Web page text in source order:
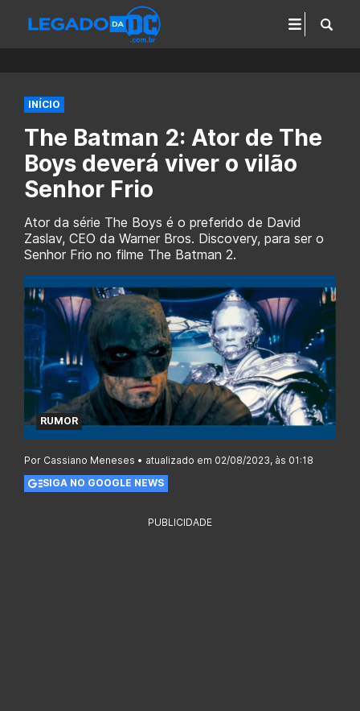
INÍCIO
The Batman 2: Ator de The
Boys deverá viver o vilão
Senhor Frio
Ator da série The Boys é o preferido de David
Zaslav, CEO da Warner Bros. Discovery, para ser o
Senhor Frio no filme The Batman 2.
RUMOR
Por Cassiano Meneses • atualizado em 02/08/2023, às 01:18
SIGA NO GOOGLE NEWS
PUBLICIDADE